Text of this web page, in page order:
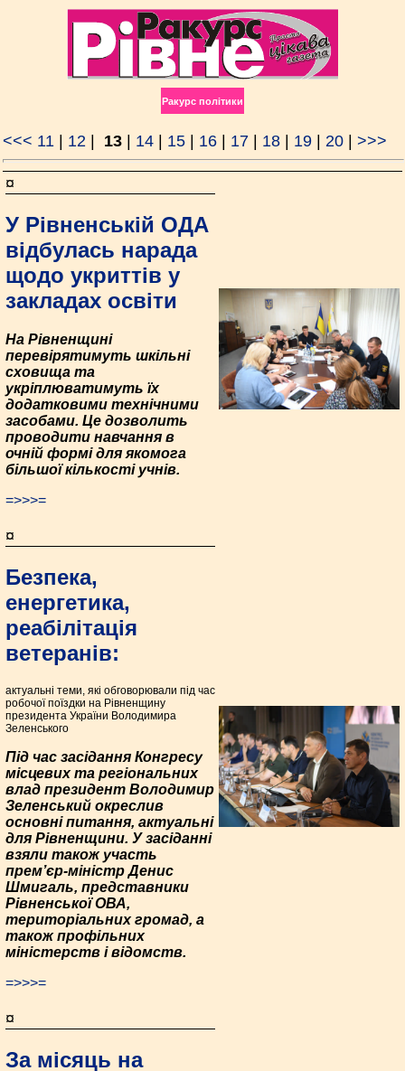
Ракурс політики
<<< 11 12 13 14 15 16 17 18 19 20 >>>
¤
У Рівненській ОДА
відбулась нарада
щодо укриттів у
закладах освіти
На Рівненщині
перевірятимуть шкільні
сховища та
укріплюватимуть їх
додатковими технічними
засобами. Це дозволить
проводити навчання в
очній формі для якомога
більшої кількості учнів.
=>>>=
¤
Безпека,
енергетика,
реабілітація
ветеранів:
актуальні теми, які обговорювали під час
робочої поїздки на Рівненщину
президента України Володимира
Зеленського
Під час засідання Конгресу
місцевих та регіональних
влад президент Володимир
Зеленський окреслив
основні питання, актуальні
для Рівненщини. У засіданні
взяли також участь
прем’єр-міністр Денис
Шмигаль, представники
Рівненської ОВА,
територіальних громад, а
також профільних
міністерств і відомств.
=>>>=
¤
За місяць на